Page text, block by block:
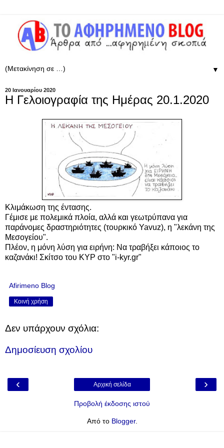
▼
20 Ιανουαρίου 2020
Η Γελοιογραφία της Ημέρας 20.1.2020
Κλιμάκωση της έντασης.
Γέμισε με πολεμικά πλοία, αλλά και γεωτρύπανα για
παράνομες δραστηριότητες (τουρκικό Yavuz), η "λεκάνη της
Μεσογείου".
Πλέον, η μόνη λύση για ειρήνη: Να τραβήξει κάποιος το
καζανάκι! Σκίτσο του ΚΥΡ στο "i-kyr.gr"
Afirimeno Blog
Κοινή χρήση
Δεν υπάρχουν σχόλια:
Δημοσίευση σχολίου
‹ ›
Αρχική σελίδα
Προβολή έκδοσης ιστού
Από το Blogger.